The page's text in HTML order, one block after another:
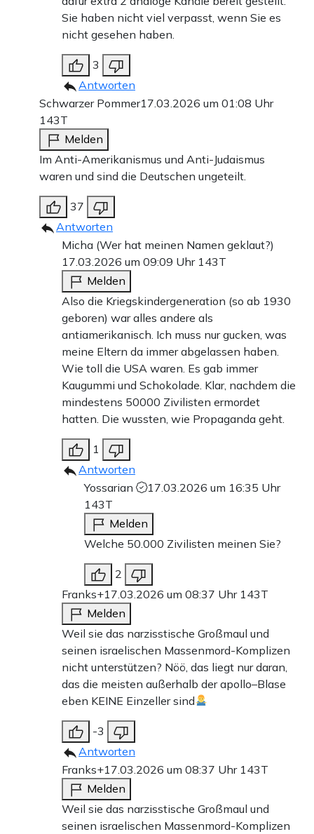
Sie haben nicht viel verpasst, wenn Sie es
nicht gesehen haben.
3
Antworten
Schwarzer Pommer17.03.2026 um 01:08 Uhr
143T
Melden
Im Anti-Amerikanismus und Anti-Judaismus
waren und sind die Deutschen ungeteilt.
37
Antworten
Micha (Wer hat meinen Namen geklaut?)
17.03.2026 um 09:09 Uhr 143T
Melden
Also die Kriegskindergeneration (so ab 1930
geboren) war alles andere als
antiamerikanisch. Ich muss nur gucken, was
meine Eltern da immer abgelassen haben.
Wie toll die USA waren. Es gab immer
Kaugummi und Schokolade. Klar, nachdem die
mindestens 50000 Zivilisten ermordet
hatten. Die wussten, wie Propaganda geht.
1
Antworten
Yossarian
17.03.2026 um 16:35 Uhr
143T
Melden
Welche 50.000 Zivilisten meinen Sie?
2
Franks+17.03.2026 um 08:37 Uhr 143T
Melden
Weil sie das narzisstische Großmaul und
seinen israelischen Massenmord-Komplizen
nicht unterstützen? Nöö, das liegt nur daran,
das die meisten außerhalb der apollo–Blase
eben KEINE Einzeller sind
-3
Antworten
Franks+17.03.2026 um 08:37 Uhr 143T
Melden
Weil sie das narzisstische Großmaul und
seinen israelischen Massenmord-Komplizen